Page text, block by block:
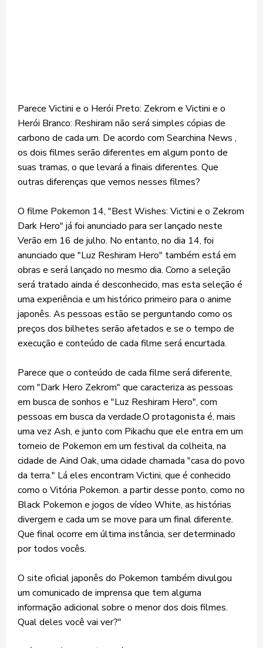
Parece Victini e o Herói Preto: Zekrom e Victini e o
Herói Branco: Reshiram não será simples cópias de
carbono de cada um. De acordo com Searchina News ,
os dois filmes serão diferentes em algum ponto de
suas tramas, o que levará a finais diferentes. Que
outras diferenças que vemos nesses filmes?
O filme Pokemon 14, "Best Wishes: Victini e o Zekrom
Dark Hero" já foi anunciado para ser lançado neste
Verão em 16 de julho. No entanto, no dia 14, foi
anunciado que "Luz Reshiram Hero" também está em
obras e será lançado no mesmo dia. Como a seleção
será tratado ainda é desconhecido, mas esta seleção é
uma experiência e um histórico primeiro para o anime
japonês. As pessoas estão se perguntando como os
preços dos bilhetes serão afetados e se o tempo de
execução e conteúdo de cada filme será encurtada.
Parece que o conteúdo de cada filme será diferente,
com "Dark Hero Zekrom" que caracteriza as pessoas
em busca de sonhos e "Luz Reshiram Hero", com
pessoas em busca da verdade.O protagonista é, mais
uma vez Ash, e junto com Pikachu que ele entra em um
torneio de Pokemon em um festival da colheita, na
cidade de Aind Oak, uma cidade chamada "casa do povo
da terra." Lá eles encontram Victini, que é conhecido
como o Vitória Pokemon. a partir desse ponto, como no
Black Pokemon e jogos de vídeo White, as histórias
divergem e cada um se move para um final diferente.
Que final ocorre em última instância, ser determinado
por todos vocês.
O site oficial japonês do Pokemon também divulgou
um comunicado de imprensa que tem alguma
informação adicional sobre o menor dos dois filmes.
Qual deles você vai ver?"